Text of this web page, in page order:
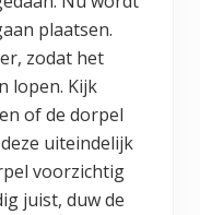
plaatsen.
zodat het
lopen. Kijk
of de dorpel
uiteindelijk
voorzichtig
juist, duw de